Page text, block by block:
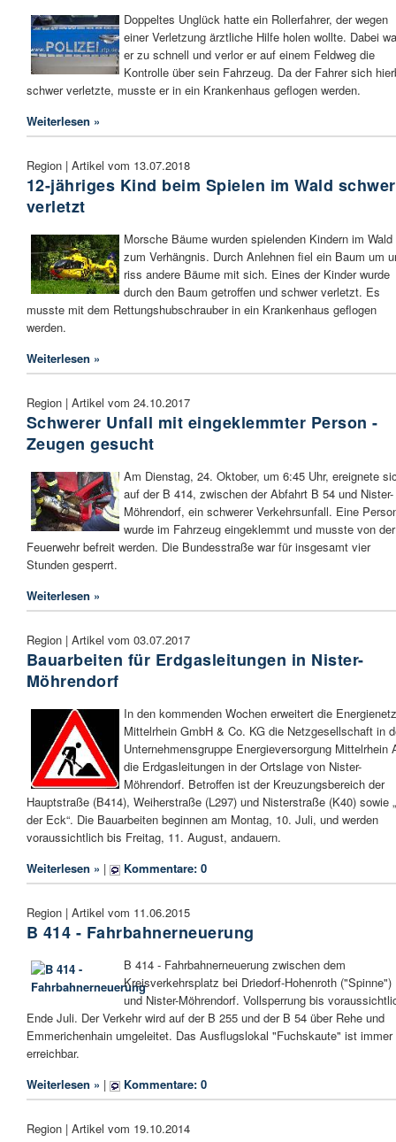
Doppeltes Unglück hatte ein Rollerfahrer, der wegen
einer Verletzung ärztliche Hilfe holen wollte. Dabei
er zu schnell und verlor er auf einem Feldweg die
Kontrolle über sein Fahrzeug. Da der Fahrer sich
schwer verletzte, musste er in ein Krankenhaus geflogen werden.
Weiterlesen »
Region | Artikel vom 13.07.2018
12-jähriges Kind beim Spielen im Wald schwer
verletzt
Morsche Bäume wurden spielenden Kindern im Wald
zum Verhängnis. Durch Anlehnen fiel ein Baum um
riss andere Bäume mit sich. Eines der Kinder wurde
durch den Baum getroffen und schwer verletzt. Es
musste mit dem Rettungshubschrauber in ein Krankenhaus geflogen
werden.
Weiterlesen »
Region | Artikel vom 24.10.2017
Schwerer Unfall mit eingeklemmter Person -
Zeugen gesucht
Am Dienstag, 24. Oktober, um 6:45 Uhr, ereignete
auf der B 414, zwischen der Abfahrt B 54 und Nister-
Möhrendorf, ein schwerer Verkehrsunfall. Eine
wurde im Fahrzeug eingeklemmt und musste von der
Feuerwehr befreit werden. Die Bundesstraße war für insgesamt vier
Stunden gesperrt.
Weiterlesen »
Region | Artikel vom 03.07.2017
Bauarbeiten für Erdgasleitungen in Nister-
Möhrendorf
In den kommenden Wochen erweitert die
Mittelrhein GmbH & Co. KG die Netzgesellschaft in
Unternehmensgruppe Energieversorgung Mittelrhein
die Erdgasleitungen in der Ortslage von Nister-
Möhrendorf. Betroffen ist der Kreuzungsbereich der
Hauptstraße (B414), Weiherstraße (L297) und Nisterstraße (K40) sowie
der Eck“. Die Bauarbeiten beginnen am Montag, 10. Juli, und werden
voraussichtlich bis Freitag, 11. August, andauern.
Weiterlesen » | Kommentare: 0
Region | Artikel vom 11.06.2015
B 414 - Fahrbahnerneuerung
B 414 - Fahrbahnerneuerung zwischen dem
Kreisverkehrsplatz bei Driedorf-Hohenroth ("Spinne")
und Nister-Möhrendorf. Vollsperrung bis
Ende Juli. Der Verkehr wird auf der B 255 und der B 54 über Rehe und
Emmerichenhain umgeleitet. Das Ausflugslokal "Fuchskaute" ist immer
erreichbar.
Weiterlesen » | Kommentare: 0
Region | Artikel vom 19.10.2014